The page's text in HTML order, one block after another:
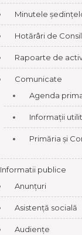
Minutele
Hotărâri de
Rapoarte de
Comunicate
Agenda
Informații
Primăria și
Informatii publice
Anunțuri
Asistență socială
Audiențe